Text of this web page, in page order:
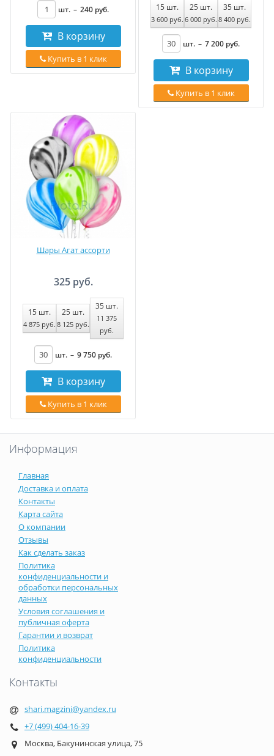
шт. – 240 руб.
В корзину
Купить в 1 клик
15 шт.
3 600 руб.
25 шт.
6 000 руб.
35 шт.
8 400 руб.
шт. – 7 200 руб.
В корзину
Купить в 1 клик
Шары Агат ассорти
325 руб.
15 шт.
4 875 руб.
25 шт.
8 125 руб.
35 шт.
11 375
руб.
шт. – 9 750 руб.
В корзину
Купить в 1 клик
Информация
Главная
Доставка и оплата
Контакты
Карта сайта
О компании
Отзывы
Как сделать заказ
Политика
конфиденциальности и
обработки персональных
данных
Условия соглашения и
публичная оферта
Гарантии и возврат
Политика
конфиденциальности
Контакты
shari.magzini@yandex.ru
+7 (499) 404-16-39
Москва, Бакунинская улица, 75